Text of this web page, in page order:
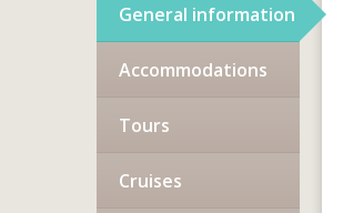
General information
Accommodations
Tours
Cruises